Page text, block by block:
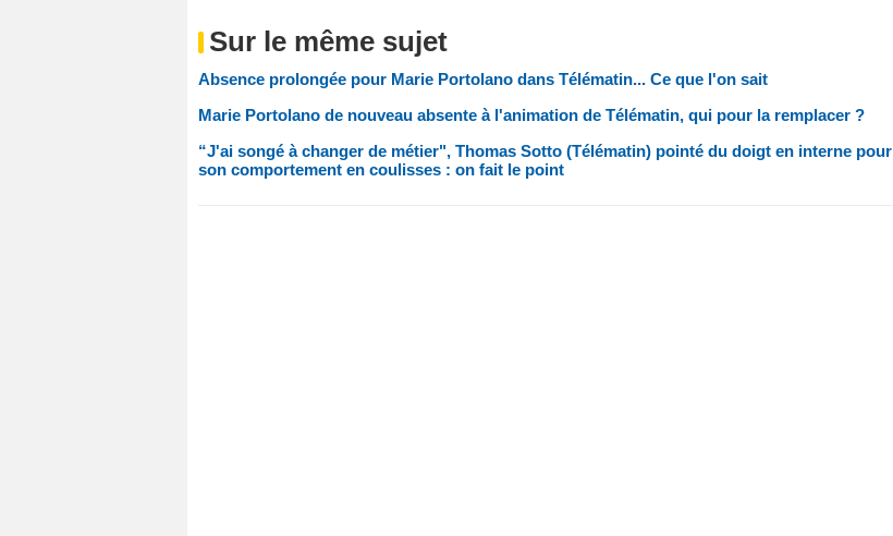
Sur le même sujet
Absence prolongée pour Marie Portolano dans Télématin... Ce que l'on sait
Marie Portolano de nouveau absente à l'animation de Télématin, qui pour la remplacer ?
“J'ai songé à changer de métier", Thomas Sotto (Télématin) pointé du doigt en interne pour
son comportement en coulisses : on fait le point